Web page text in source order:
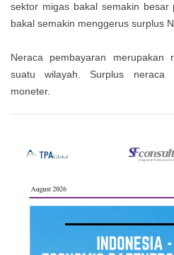
sektor migas bakal semakin
bakal semakin menggerus surplus
Neraca pembayaran merupakan
suatu wilayah. Surplus neraca
moneter.